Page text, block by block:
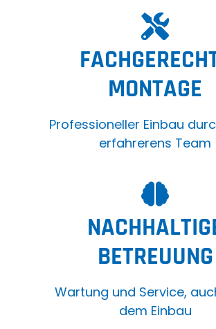
MONTAGE
Professioneller Einbau
erfahrerens Team
BETREUUNG
Wartung und Service,
dem Einbau